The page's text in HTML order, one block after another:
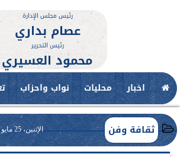
رئيس مجلس الإدارة
عصام بداري
رئيس التحرير
محمود العسيري
اخبار محليات نواب واحزاب
ثقافة وفن الإثنين، 25 مايو 2026